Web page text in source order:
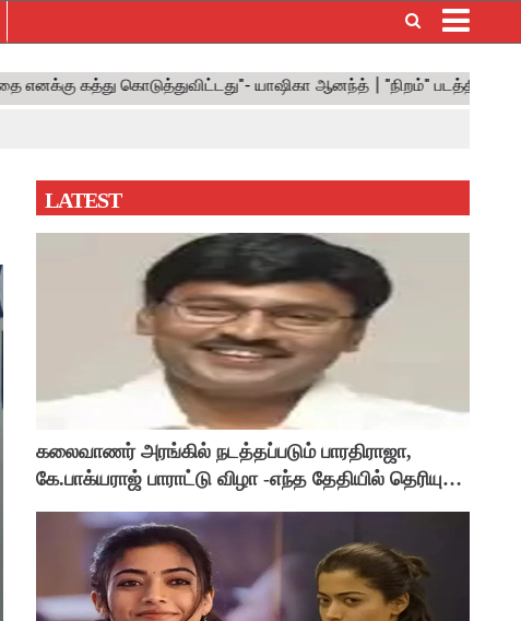
LATEST
கலைவாணர் அரங்கில் நடத்தப்படும் பாரதிராஜா,
கே.பாக்யராஜ் பாராட்டு விழா -எந்த தேதியில் தெரியுமா